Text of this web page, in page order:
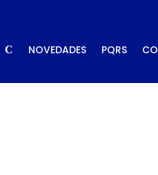
NOVEDADES PQRS